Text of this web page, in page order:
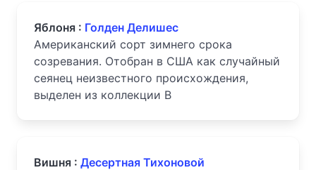
Яблоня : Голден Делишес
Американский сорт зимнего срока
созревания. Отобран в США как случайный
сеянец неизвестного происхождения,
выделен из коллекции В
Вишня : Десертная Тихоновой